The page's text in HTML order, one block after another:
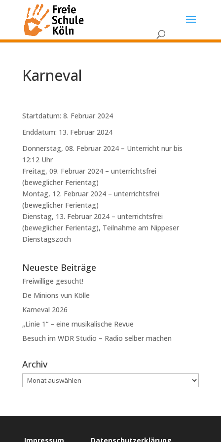
Karneval
Startdatum: 8. Februar 2024
Enddatum: 13. Februar 2024
Donnerstag, 08. Februar 2024 – Unterricht nur bis
12:12 Uhr
Freitag, 09. Februar 2024 – unterrichtsfrei
(beweglicher Ferientag)
Montag, 12. Februar 2024 – unterrichtsfrei
(beweglicher Ferientag)
Dienstag, 13. Februar 2024 – unterrichtsfrei
(beweglicher Ferientag), Teilnahme am Nippeser
Dienstagszoch
Neueste Beiträge
Freiwillige gesucht!
De Minions vun Kölle
Karneval 2026
„Linie 1“ – eine musikalische Revue
Besuch im WDR Studio – Radio selber machen
Archiv